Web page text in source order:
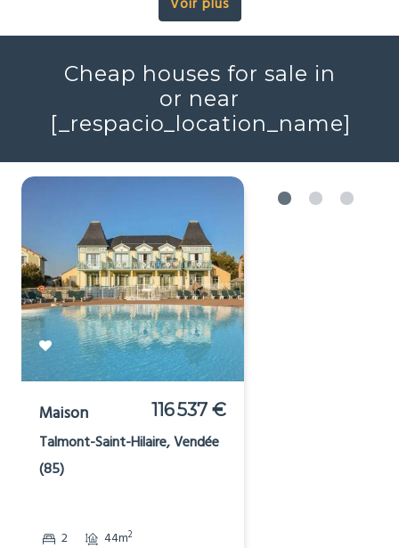
Chalet alpin 2 150 000 €
4
161m 2
Réf : 705689 + infos
Voir plus
Cheap houses for sale in
or near